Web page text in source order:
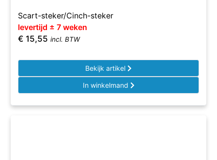
Scart-steker/Cinch-steker
levertijd ± 7 weken
€ 15,55 incl. BTW
Bekijk artikel
In winkelmand